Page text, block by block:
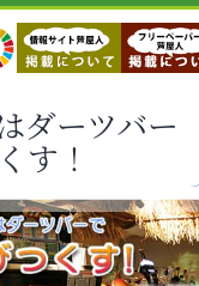
ダーツバー
す！